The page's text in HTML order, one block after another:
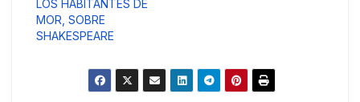
LOS HABITANTES DE
MOR, SOBRE
SHAKESPEARE